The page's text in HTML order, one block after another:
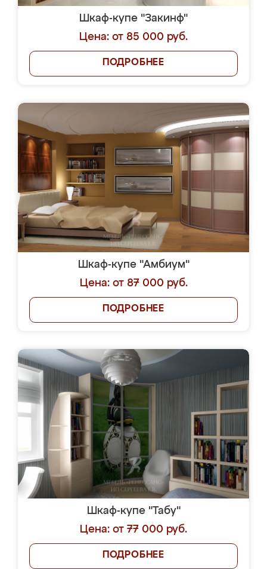
Шкаф-купе "Закинф"
Цена: от 85 000 руб.
ПОДРОБНЕЕ
Шкаф-купе "Амбиум"
Цена: от 87 000 руб.
ПОДРОБНЕЕ
Шкаф-купе "Табу"
Цена: от 77 000 руб.
ПОДРОБНЕЕ